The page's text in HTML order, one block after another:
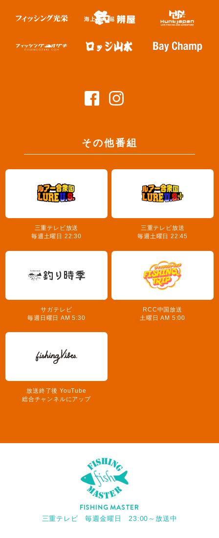
その他番組
三重テレビ放送
毎週土曜日 22:30
三重テレビ放送
毎週土曜日 22:45
サガテレビ
毎週日曜日 AM 5:30
RCC中国放送
土曜日 AM 5:00
放送終了後 YouTube
総合チャンネルにアップ
FISHING MASTER
三重テレビ 毎週金曜日 23:00～放送中